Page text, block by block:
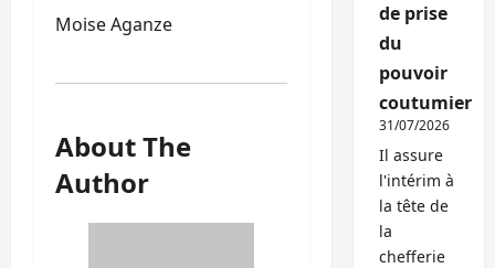
Moise Aganze
About The
Author
de prise
du
pouvoir
coutumier
31/07/2026
Il assure
l'intérim à
la tête de
la
chefferie